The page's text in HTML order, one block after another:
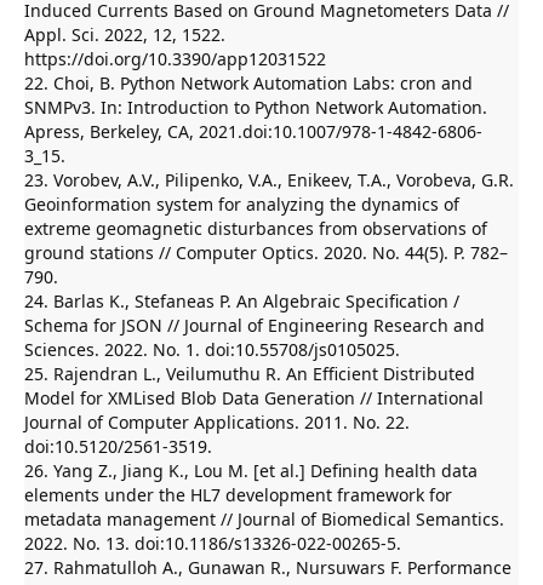
Induced Currents Based on Ground Magnetometers Data //
Appl. Sci. 2022, 12, 1522.
https://doi.org/10.3390/app12031522
22. Choi, B. Python Network Automation Labs: cron and
SNMPv3. In: Introduction to Python Network Automation.
Apress, Berkeley, CA, 2021.doi:10.1007/978-1-4842-6806-
3_15.
23. Vorobev, A.V., Pilipenko, V.A., Enikeev, T.A., Vorobeva, G.R.
Geoinformation system for analyzing the dynamics of
extreme geomagnetic disturbances from observations of
ground stations // Computer Optics. 2020. No. 44(5). P. 782–
790.
24. Barlas K., Stefaneas P. An Algebraic Specification /
Schema for JSON // Journal of Engineering Research and
Sciences. 2022. No. 1. doi:10.55708/js0105025.
25. Rajendran L., Veilumuthu R. An Efficient Distributed
Model for XMLised Blob Data Generation // International
Journal of Computer Applications. 2011. No. 22.
doi:10.5120/2561-3519.
26. Yang Z., Jiang K., Lou M. [et al.] Defining health data
elements under the HL7 development framework for
metadata management // Journal of Biomedical Semantics.
2022. No. 13. doi:10.1186/s13326-022-00265-5.
27. Rahmatulloh A., Gunawan R., Nursuwars F. Performance